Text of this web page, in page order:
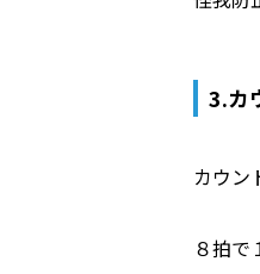
3.カ
カウン
８拍で